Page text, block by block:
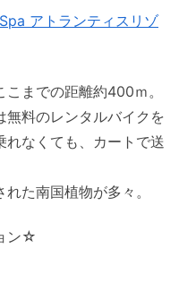
までの距離約400ｍ。
無料のレンタルバイクを
れなくても、カートで送
た南国植物が多々。
ン☆